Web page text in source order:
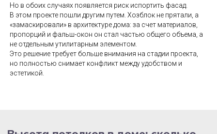
Но в обоих случаях появляется риск испортить фасад.
В этом проекте пошли другим путем. Хозблок не прятали, а
«замаскировали» в архитектуре дома: за счет материалов,
пропорций и фальш-окон он стал частью общего объема, а
не отдельным утилитарным элементом.
Это решение требует больше внимания на стадии проекта,
но полностью снимает конфликт между удобством и
эстетикой.
Как такие решения появляются в
проекте